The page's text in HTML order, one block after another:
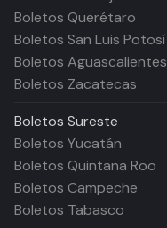
Boletos Querétaro
Boletos San Luis Potosí
Boletos Aguascalientes
Boletos Zacatecas
Boletos Sureste
Boletos Yucatán
Boletos Quintana Roo
Boletos Campeche
Boletos Tabasco